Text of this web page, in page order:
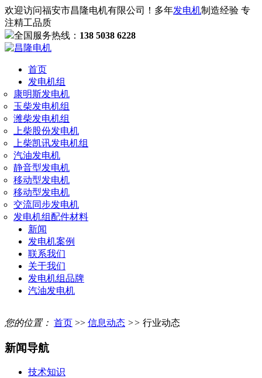
欢迎访问福安市昌隆电机有限公司！多年发电机制造经验 专
注精工品质
全国服务热线： 138 5038 6228
首页
发电机组
康明斯发电机
玉柴发电机组
潍柴发电机组
上柴股份发电机
上柴凯讯发电机组
汽油发电机
静音型发电机
移动型发电机
移动型发电机
交流同步发电机
发电机组配件材料
新闻
发电机案例
联系我们
关于我们
发电机组品牌
汽油发电机
您的位置： 首页 >> 信息动态 >> 行业动态
新闻导航
技术知识